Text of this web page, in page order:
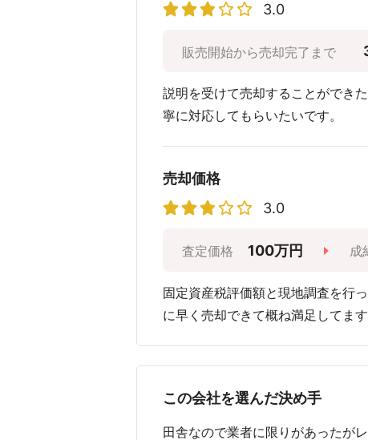
3.0
販売開始から売却完了まで
説明を受けて売却することができ
寧に対応してもらいたいです。
売却価格
3.0
査定価格 100万円 成
固定資産税評価額と現地調査を行
に早く売却できて概ね満足してます
この会社を選んだ決め手
田舎なので業者に限りがあったが